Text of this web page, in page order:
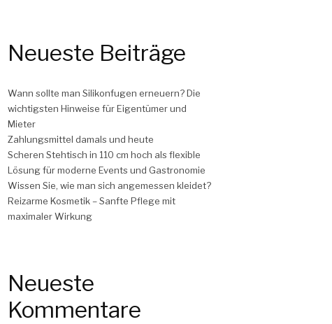
Neueste Beiträge
Wann sollte man Silikonfugen erneuern? Die
wichtigsten Hinweise für Eigentümer und
Mieter
Zahlungsmittel damals und heute
Scheren Stehtisch in 110 cm hoch als flexible
Lösung für moderne Events und Gastronomie
Wissen Sie, wie man sich angemessen kleidet?
Reizarme Kosmetik – Sanfte Pflege mit
maximaler Wirkung
Neueste
Kommentare